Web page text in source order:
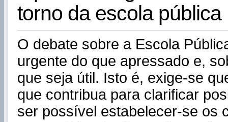
torno da escola pública
O debate sobre a Escola
urgente do que apressado e,
que seja útil. Isto é, exige-se
que contribua para clarificar
ser possível estabelecer-se os